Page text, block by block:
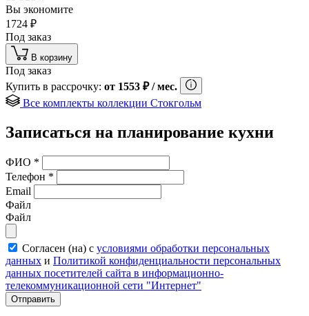
Вы экономите
1724 ₽
Под заказ
В корзину
Под заказ
Купить в рассрочку: от 1553 ₽/ мес.
Все комплекты коллекции Стокгольм
Записаться на планирование кухни
ФИО *
Телефон *
Email
Файл
Файл
Согласен (на) с условиями обработки персональных
данных и Политикой конфиденциальности персональных
данных посетителей сайта в информационно-
телекоммуникационной сети "Интернет"
Отправить